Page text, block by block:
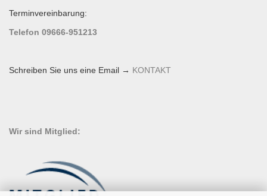
Terminvereinbarung:
Telefon 09666-951213
Schreiben Sie uns eine Email → KONTAKT
Wir sind Mitglied: